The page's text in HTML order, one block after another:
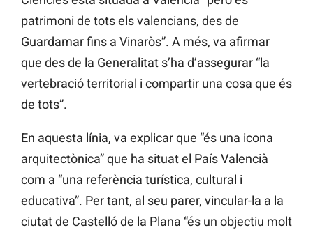
patrimoni de tots els valencians, des de
Guardamar fins a Vinaròs”. A més, va afirmar
que des de la Generalitat s’ha d’assegurar “la
vertebració territorial i compartir una cosa que és
de tots”.
En aquesta línia, va explicar que “és una icona
arquitectònica” que ha situat el País Valencià
com a “una referència turística, cultural i
educativa”. Per tant, al seu parer, vincular-la a la
ciutat de Castelló de la Plana “és un objectiu molt